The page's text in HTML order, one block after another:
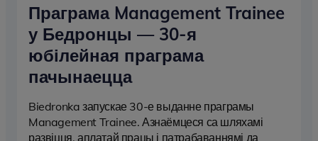
Праграма Management Trainee
у Бедронцы — 30-я
юбілейная праграма
пачынаецца
Biedronka запускае 30-е выданне праграмы
Management Trainee. Азнаёмцеся са шляхамі
развіцця, аплатай працы і патрабаваннямі да